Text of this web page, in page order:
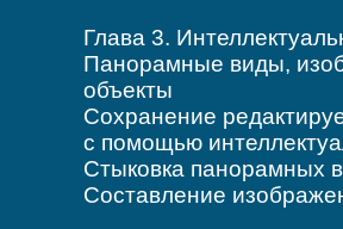
Глава 3.
Панорамные виды,
объекты
Сохранение
с помощью
Стыковка панорамных
Составление